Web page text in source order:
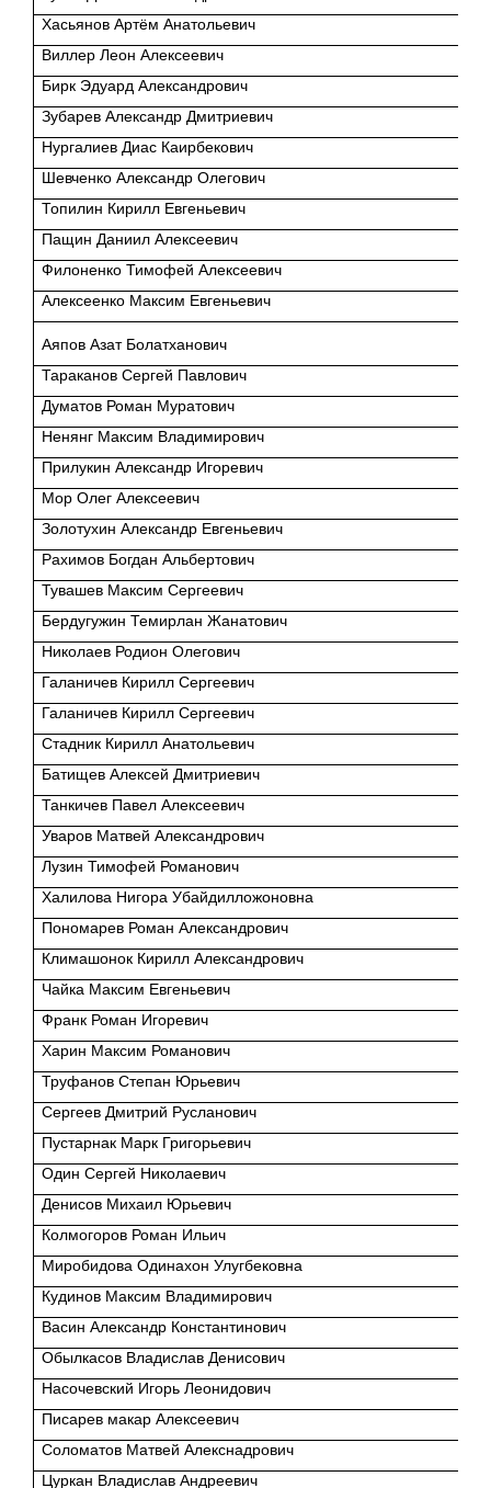
Хасьянов Артём Анатольевич
Виллер Леон Алексеевич
Бирк Эдуард Александрович
Зубарев Александр Дмитриевич
Нургалиев Диас Каирбекович
Шевченко Александр Олегович
Топилин Кирилл Евгеньевич
Пащин Даниил Алексеевич
Филоненко Тимофей Алексеевич
Алексеенко Максим Евгеньевич
Аяпов Азат Болатханович
Тараканов Сергей Павлович
Думатов Роман Муратович
Ненянг Максим Владимирович
Прилукин Александр Игоревич
Мор Олег Алексеевич
Золотухин Александр Евгеньевич
Рахимов Богдан Альбертович
Тувашев Максим Сергеевич
Бердугужин Темирлан Жанатович
Николаев Родион Олегович
Галаничев Кирилл Сергеевич
Галаничев Кирилл Сергеевич
Стадник Кирилл Анатольевич
Батищев Алексей Дмитриевич
Танкичев Павел Алексеевич
Уваров Матвей Александрович
Лузин Тимофей Романович
Халилова Нигора Убайдилложоновна
Пономарев Роман Александрович
Климашонок Кирилл Александрович
Чайка Максим Евгеньевич
Франк Роман Игоревич
Харин Максим Романович
Труфанов Степан Юрьевич
Сергеев Дмитрий Русланович
Пустарнак Марк Григорьевич
Один Сергей Николаевич
Денисов Михаил Юрьевич
Колмогоров Роман Ильич
Миробидова Одинахон Улугбековна
Кудинов Максим Владимирович
Васин Александр Константинович
Обылкасов Владислав Денисович
Насочевский Игорь Леонидович
Писарев макар Алексеевич
Соломатов Матвей Алекснадрович
Цуркан Владислав Андреевич